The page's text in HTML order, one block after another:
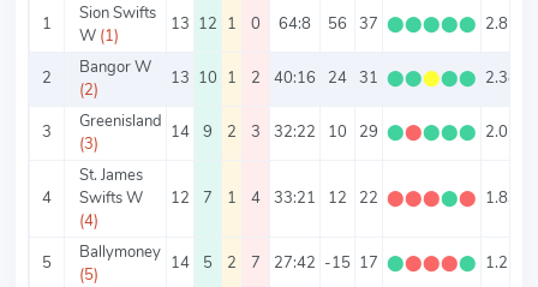
1
Sion Swifts
W (1)
13 12 1 0 64:8 56 37 ⬤⬤⬤⬤⬤ 2.85
2
Bangor W
(2)
13 10 1 2 40:16 24 31 ⬤⬤⬤⬤⬤ 2.38
3
Greenisland
(3)
14 9 2 3 32:22 10 29 ⬤⬤⬤⬤⬤ 2.07
4
St. James
Swifts W
(4)
12 7 1 4 33:21 12 22 ⬤⬤⬤⬤⬤ 1.83
5
Ballymoney
(5)
14 5 2 7 27:42 -15 17 ⬤⬤⬤⬤⬤ 1.21